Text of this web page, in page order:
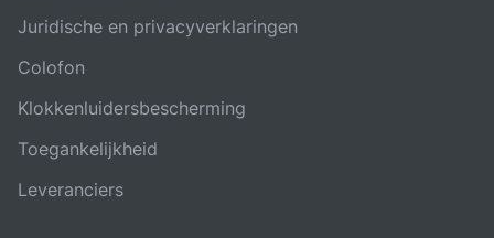
Juridische en privacyverklaringen
Colofon
Klokkenluidersbescherming
Toegankelijkheid
Leveranciers